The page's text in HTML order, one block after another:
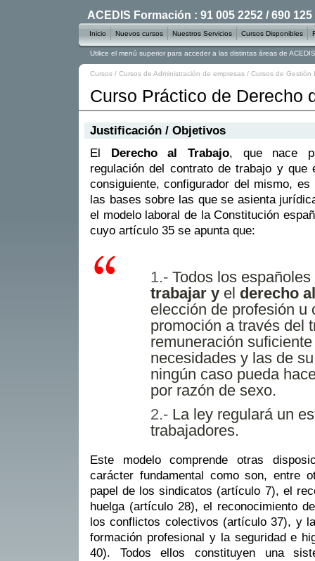
Cursos / Cursos de Administración de empresas / Cursos de Gestión
Curso Práctico de Derecho
Justificación / Objetivos
El
Derecho al Trabajo, que nace
regulación del contrato de trabajo y que
consiguiente, configurador del mismo, es
las bases sobre las que se asienta
el modelo laboral de la Constitución
cuyo artículo 35 se apunta que:
Todos los
trabajar y el derecho
elección de profesión u
promoción a través del
remuneración
necesidades y las de
ningún caso pueda
por razón de sexo.
La ley regulará un
trabajadores.
Este modelo comprende otras
carácter fundamental como son, entre
papel de los sindicatos (artículo 7), el
huelga (artículo 28), el reconocimiento
los conflictos colectivos (artículo 37), y
formación profesional y la seguridad e
40). Todos ellos constituyen una
ACEDIS Formación : 91 005 2252 / 690 125
Inicio Nuevos cursos Nuestros Servicios Cursos Disponibles
Utilice el menú superior para acceder a las distintas áreas de